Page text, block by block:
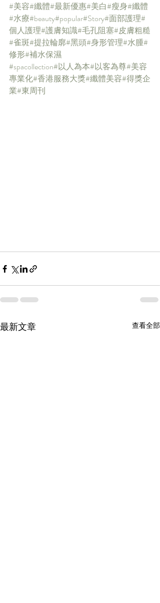
#美容#纖體#最新優惠#美白#瘦身#纖體
#水療#beauty#popular#Story#面部護理#
個人護理#護膚知識#毛孔阻塞#皮膚粗糙
#雀斑#提拉輪廓#黑頭#身形管理#水腫#
修形#補水保濕
#spacollection#以人為本#以客為尊#美容
專業化#香港服務大獎#纖體美容#得獎企
業#東周刊
最新文章 查看全部